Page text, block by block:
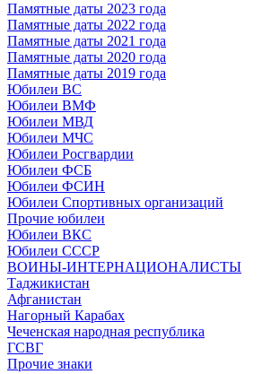
Памятные даты 2023 года
Памятные даты 2022 года
Памятные даты 2021 года
Памятные даты 2020 года
Памятные даты 2019 года
Юбилеи ВС
Юбилеи ВМФ
Юбилеи МВД
Юбилеи МЧС
Юбилеи Росгвардии
Юбилеи ФСБ
Юбилеи ФСИН
Юбилеи Спортивных организаций
Прочие юбилеи
Юбилеи ВКС
Юбилеи СССР
ВОИНЫ-ИНТЕРНАЦИОНАЛИСТЫ
Таджикистан
Афганистан
Нагорный Карабах
Чеченская народная республика
ГСВГ
Прочие знаки